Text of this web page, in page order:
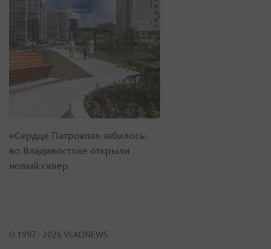
«Сердце Патрокла» забилось:
во Владивостоке открыли
новый сквер
© 1997 - 2026 VLADNEWS